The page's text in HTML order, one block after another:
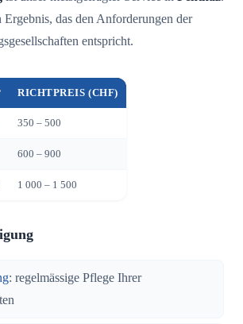
das den Anforderungen der
entspricht.
RICHTPREIS (CHF)
350 – 500
600 – 900
1 000 – 1 500
: regelmässige Pflege Ihrer